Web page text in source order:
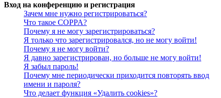
Вход на конференцию и регистрация
Зачем мне нужно регистрироваться?
Что такое COPPA?
Почему я не могу зарегистрироваться?
Я только что зарегистрировался, но не могу войти!
Почему я не могу войти?
Я давно зарегистрирован, но больше не могу войти!
Я забыл пароль!
Почему мне периодически приходится повторять ввод
имени и пароля?
Что делает функция «Удалить cookies»?